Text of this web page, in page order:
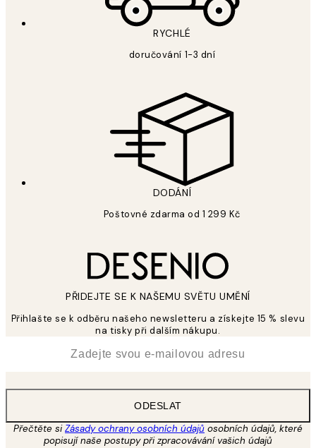
RYCHLÉ
doručování 1-3 dní
DODÁNÍ
Poštovné zdarma od 1 299 Kč
PŘIDEJTE SE K NAŠEMU SVĚTU UMĚNÍ
Přihlašte se k odběru našeho newsletteru a získejte 15 % slevu
na tisky při dalším nákupu.
ODESLAT
Přečtěte siZásady ochrany osobních údajů osobních údajů, které
popisují naše postupy při zpracovávání vašich údajů